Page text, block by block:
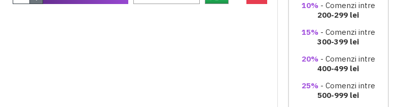
10%- Comenzi intre
200-299 lei
15%- Comenzi intre
300-399 lei
20%- Comenzi intre
400-499 lei
25%- Comenzi intre
500-999 lei